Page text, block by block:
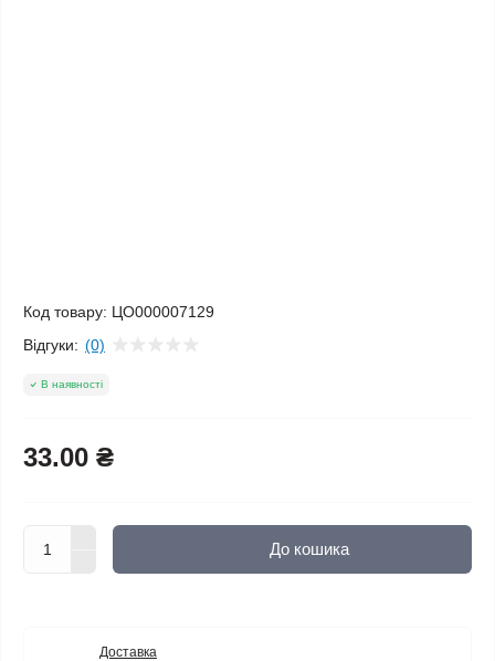
Код товару: ЦО000007129
Відгуки: (0)
В наявності
33.00 ₴
До кошика
Доставка